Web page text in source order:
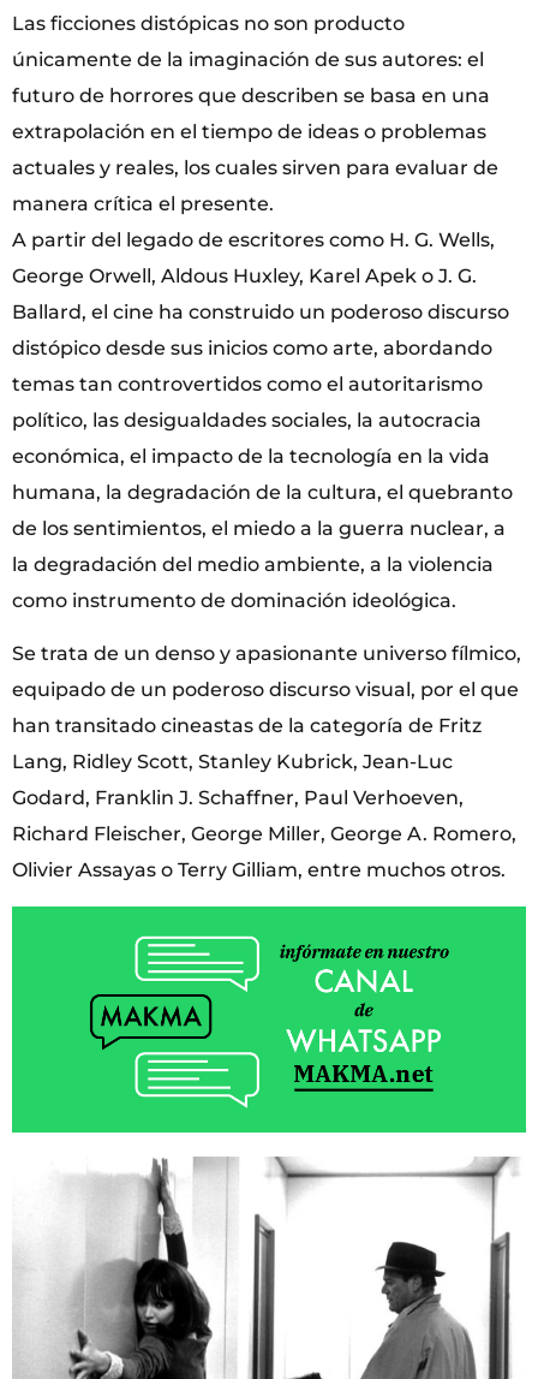
Las ficciones distópicas no son producto
únicamente de la imaginación de sus autores: el
futuro de horrores que describen se basa en una
extrapolación en el tiempo de ideas o problemas
actuales y reales, los cuales sirven para evaluar de
manera crítica el presente.
A partir del legado de escritores como H. G. Wells,
George Orwell, Aldous Huxley, Karel Apek o J. G.
Ballard, el cine ha construido un poderoso discurso
distópico desde sus inicios como arte, abordando
temas tan controvertidos como el autoritarismo
político, las desigualdades sociales, la autocracia
económica, el impacto de la tecnología en la vida
humana, la degradación de la cultura, el quebranto
de los sentimientos, el miedo a la guerra nuclear, a
la degradación del medio ambiente, a la violencia
como instrumento de dominación ideológica.
Se trata de un denso y apasionante universo fílmico,
equipado de un poderoso discurso visual, por el que
han transitado cineastas de la categoría de Fritz
Lang, Ridley Scott, Stanley Kubrick, Jean-Luc
Godard, Franklin J. Schaffner, Paul Verhoeven,
Richard Fleischer, George Miller, George A. Romero,
Olivier Assayas o Terry Gilliam, entre muchos otros.